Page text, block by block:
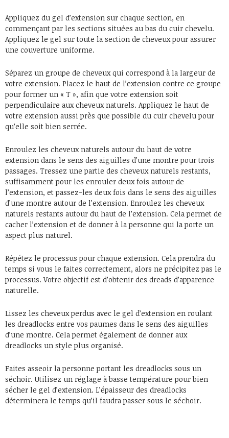
Appliquez du gel d’extension sur chaque section, en
commençant par les sections situées au bas du cuir chevelu.
Appliquez le gel sur toute la section de cheveux pour assurer
une couverture uniforme.
Séparez un groupe de cheveux qui correspond à la largeur de
votre extension. Placez le haut de l’extension contre ce groupe
pour former un « T », afin que votre extension soit
perpendiculaire aux cheveux naturels. Appliquez le haut de
votre extension aussi près que possible du cuir chevelu pour
qu’elle soit bien serrée.
Enroulez les cheveux naturels autour du haut de votre
extension dans le sens des aiguilles d’une montre pour trois
passages. Tressez une partie des cheveux naturels restants,
suffisamment pour les enrouler deux fois autour de
l’extension, et passez-les deux fois dans le sens des aiguilles
d’une montre autour de l’extension. Enroulez les cheveux
naturels restants autour du haut de l’extension. Cela permet de
cacher l’extension et de donner à la personne qui la porte un
aspect plus naturel.
Répétez le processus pour chaque extension. Cela prendra du
temps si vous le faites correctement, alors ne précipitez pas le
processus. Votre objectif est d’obtenir des dreads d’apparence
naturelle.
Lissez les cheveux perdus avec le gel d’extension en roulant
les dreadlocks entre vos paumes dans le sens des aiguilles
d’une montre. Cela permet également de donner aux
dreadlocks un style plus organisé.
Faites asseoir la personne portant les dreadlocks sous un
séchoir. Utilisez un réglage à basse température pour bien
sécher le gel d’extension. L’épaisseur des dreadlocks
déterminera le temps qu’il faudra passer sous le séchoir.